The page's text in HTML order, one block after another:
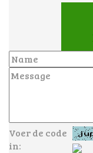
Voer de code
in: